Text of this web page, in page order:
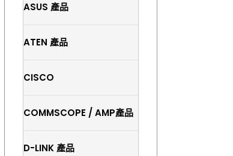
ASUS 產品
ATEN 產品
CISCO
COMMSCOPE / AMP產品
D-LINK 產品